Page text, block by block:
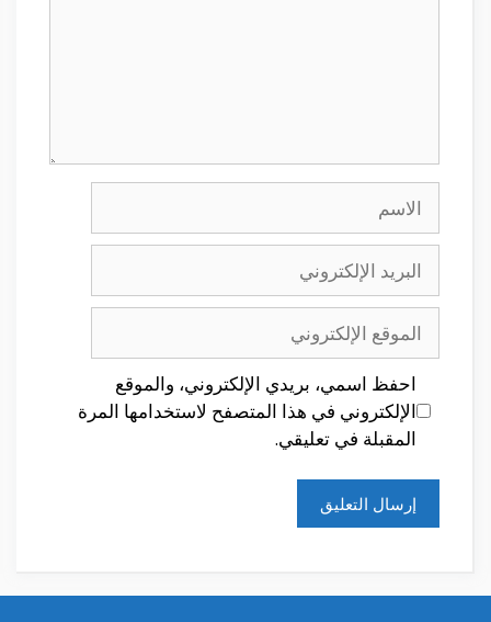
الإلكتروني
الإلكتروني
احفظ اسمي، بريدي الإلكتروني، والموقع
الإلكتروني في هذا المتصفح لاستخدامها المرة
المقبلة في تعليقي.